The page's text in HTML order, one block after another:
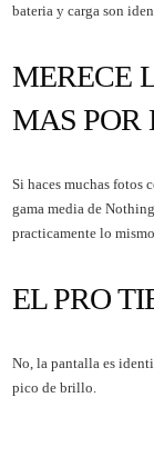
bateria y carga son
MERECE
MAS POR
Si haces muchas fotos
gama media de
practicamente lo mismo.
EL PRO
No, la pantalla es
pico de brillo.